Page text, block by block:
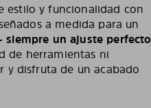
estilo y funcionalidad con
a medida para un
siempre un ajuste perfecto
de herramientas ni
y disfruta de un acabado